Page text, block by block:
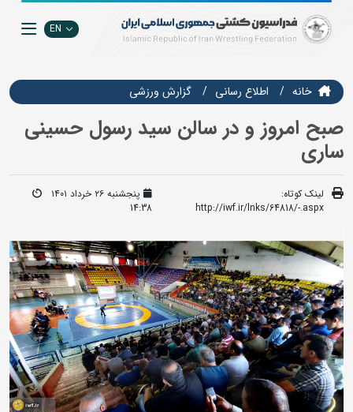
EN
خانه اطلاع رسانی گزارش ورزشی
صبح امروز و در سالن سید رسول حسینی
ساری
لینک کوتاه:
http://iwf.ir/lnks/64818/-.aspx
پنجشنبه ۲۶ خرداد ۱۴۰۱
14:38